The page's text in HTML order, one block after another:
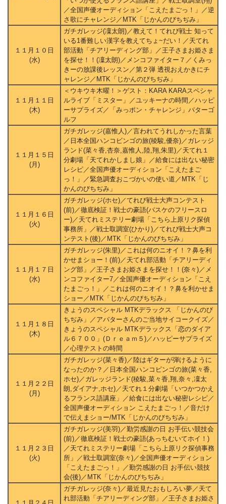
／全国声優オーディション「こえたまごっ！」／逆
さ歌にチャレンジ／MTK「じかんのびちぢみ」
１１月１０日
(水)
ガチガレッジ(凜太朗)／教えて！てれび戦士 知って
いる1番難しい漢字を教えてちょ~だい！／天てれ
部活動「チアリーディング部」／王子さまお姫さま
を探せ！！(凜太朗)／メンコファイター７／くみっ
きーの放課後レッスン／第２弾 透視おえかきにチ
ャレンジ／MTK「じかんのびちぢみ」
１１月１１日
(木)
＜ウキウキ木曜！＞ゲスト：KARA KARAスペシャ
ルライブ「ミスター」／ユッキーナの時間／ハッピ
ーサプライズ／「みっポン・チャレンジ」パターゴ
ルフ
１１月１５日
(月)
ガチガレッジ(嘉惟人)／言われてうれしかった言葉
／日本全国ハンコビンゴの旅(稜駿,優奈)／ガレッジ
ランド(菜々香,杏奈,嘉惟人,陸,翔,朱里)／天てれ１
分劇場「天てれかしまし娘」／給食には出ない秘密
レシピ／全国声優オーディション「こえたまご
っ！」／緊急調査おこづかいの使い道／MTK「じ
かんのびちぢみ」
１１月１６日
(火)
ガチガレッジ(ホセ)／てれび戦士大声コンテスト
(前)／徹底検証！戦士の豪語(バスケのフリースロ
ー)／天てれミステリー劇場「こちら上原リク探偵
事務所」／戦士取調室(ひかり)／てれび戦士大声コ
ンテスト(後)／MTK「じかんのびちぢみ」
１１月１７日
(水)
ガチガレッジ(朱里)／これは何のニオイ！？鼻を利
かせまショー！(前)／天てれ部活動「チアリーディ
ング部」／王子さまお姫さまを探せ！！(奈々)／メ
ンコファイター7／全国声優オーディション「こえ
たまごっ！」／これは何のニオイ！？鼻を利かせま
ショー／MTK「じかんのびちぢみ」
１１月１８日
(木)
きょうのスペシャル MTKデラックス 「じかんのび
ちぢみ」／アバターさんのご当地サイコークイズ／
きょうのスペシャル MTKデラックス「恋のダイア
ル６７００」(Ｄｒｅａｍ５)／ハッピーサプライズ
／心理テストの時間
１１月２２日
(月)
ガチガレッジ(菜々香)／陸はギターが弾けるように
なったのか？／日本全国ハンコビンゴの旅(菜々香,
ホセ)／ガレッジランド(稜駿,菜々香,翔,奈々,凜太
朗,ダイアナ,ホセ)／天てれ１分劇場「いつかつかえ
るフランス語講座」／給食には出ない秘密レシピ／
全国声優オーディション こえたまごっ！／音だけ
で伝えまショー/MTK「じかんのびちぢみ」
１１月２３日
(火)
ガチガレッジ(美羽)／勤労感謝の日 お手伝い競技会
(前)／徹底検証！戦士の豪語(あっちむいてホイ！)
／天てれミステリー劇場「こちら上原リク探偵事務
所」／戦士取調室(奈々)／全国声優オーディション
「こえたまごっ！」／勤労感謝の日 お手伝い競技
会(後)／MTK「じかんのびちぢみ」
ガチガレッジ(奈々)／最近見たおもしろい夢／天て
れ部活動「チアリーディング部」／王子さまお姫さ